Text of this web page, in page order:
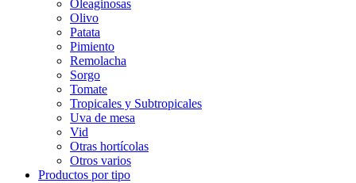
Oleaginosas
Olivo
Patata
Pimiento
Remolacha
Sorgo
Tomate
Tropicales y Subtropicales
Uva de mesa
Vid
Otras hortícolas
Otros varios
Productos por tipo